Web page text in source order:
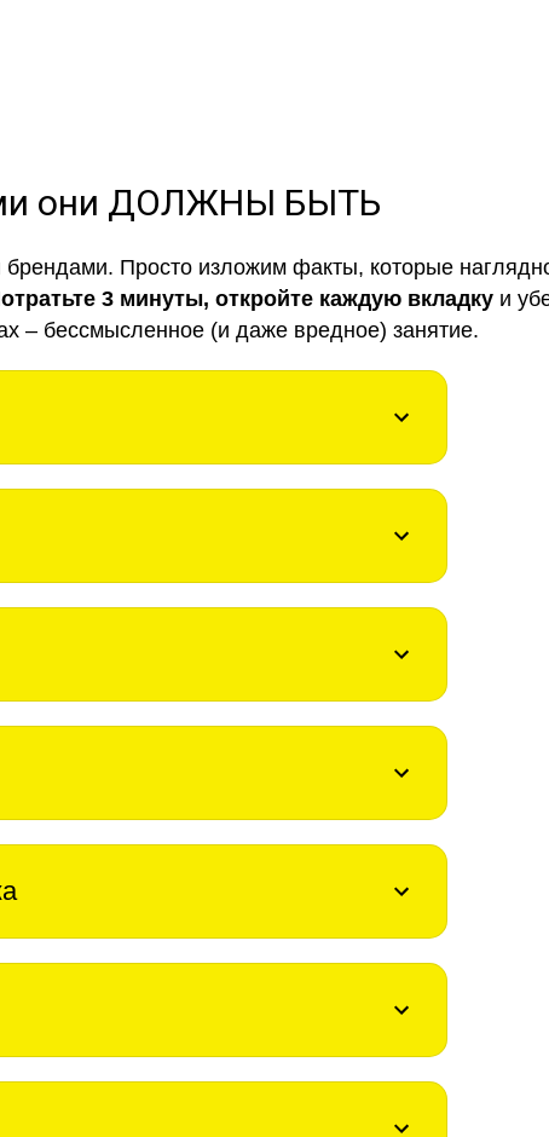
они ДОЛЖНЫ БЫТЬ
Просто изложим факты, которые
3 минуты, откройте каждую вкладкуи
– бессмысленное (и даже вредное) занятие.